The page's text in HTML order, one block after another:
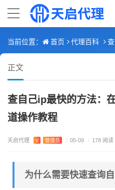
当前位置： 首页 代理百科 查
正文
查自己ip最快的方法：
道操作教程
天启代理 V 管理员 / 05-09 / 178 阅读
为什么需要快速查询自